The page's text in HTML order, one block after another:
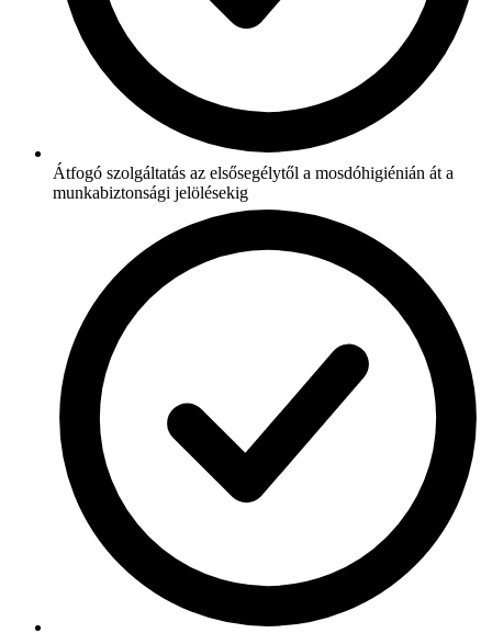
Átfogó szolgáltatás az elsősegélytől a mosdóhigiénián át a
munkabiztonsági jelölésekig